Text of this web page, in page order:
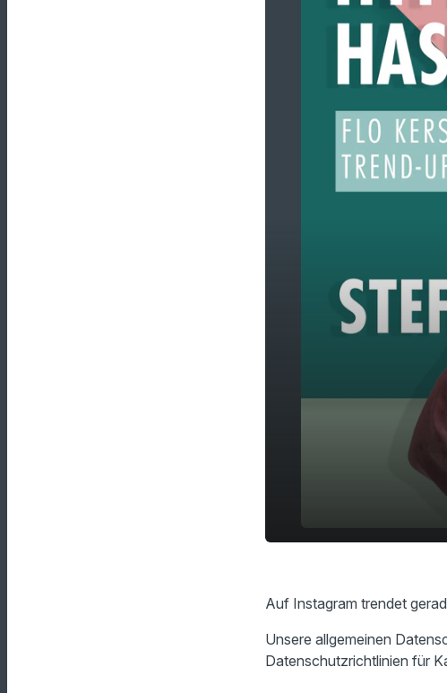
Auf Instagram trendet
Unsere allgemeinen
Datenschutzrichtlinien für